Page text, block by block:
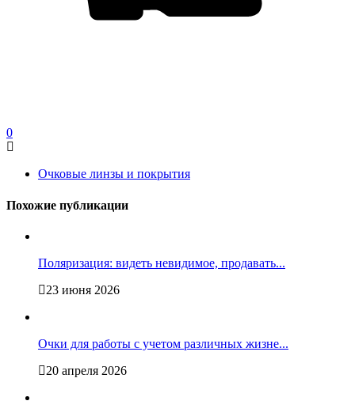
0
Очковые линзы и покрытия
Похожие публикации
Поляризация: видеть невидимое, продавать...
23 июня 2026
Очки для работы с учетом различных жизне...
20 апреля 2026